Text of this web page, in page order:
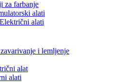
za farbanje
alati
Električni alati
i lemljenje
alat
alati